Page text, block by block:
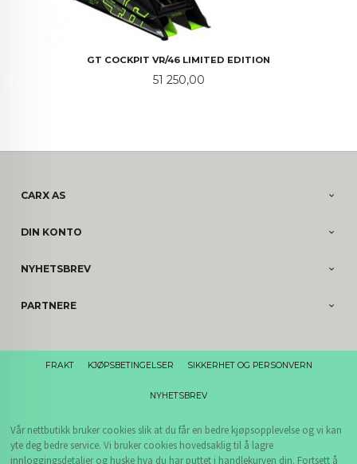
GT COCKPIT VR/46 LIMITED EDITION
Pris
51 250,00
CARX AS
DIN KONTO
NYHETSBREV
PARTNERE
FRAKT KJØPSBETINGELSER SIKKERHET OG PERSONVERN
NYHETSBREV
Vår nettbutikk bruker cookies slik at du får en bedre kjøpsopplevelse og vi kan
yte deg bedre service. Vi bruker cookies hovedsaklig til å lagre
innloggingsdetaljer og huske hva du har puttet i handlekurven din. Fortsett å